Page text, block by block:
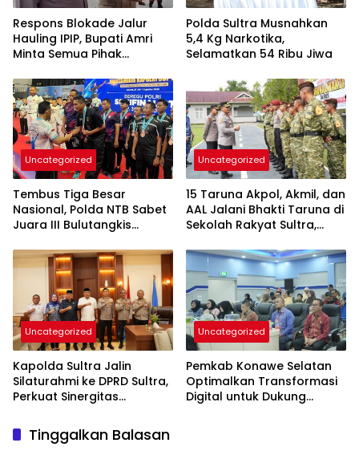
Respons Blokade Jalur
Hauling IPIP, Bupati Amri
Minta Semua Pihak
Kepastian Hukum
Polda Sultra Musnahkan
5,4 Kg Narkotika,
Selamatkan 54 Ribu Jiwa
Uncategorized
Tembus Tiga Besar
Nasional, Polda NTB Sabet
Juara III Bulutangkis
Uncategorized
15 Taruna Akpol, Akmil, dan
AAL Jalani Bhakti Taruna di
Sekolah Rakyat Sultra,
Nasionalisme
Uncategorized
Kapolda Sultra Jalin
Silaturahmi ke DPRD Sultra,
Perkuat Sinergitas
Kemajuan Daerah
Uncategorized
Pemkab Konawe Selatan
Optimalkan Transformasi
Digital untuk Dukung
Tinggalkan Balasan